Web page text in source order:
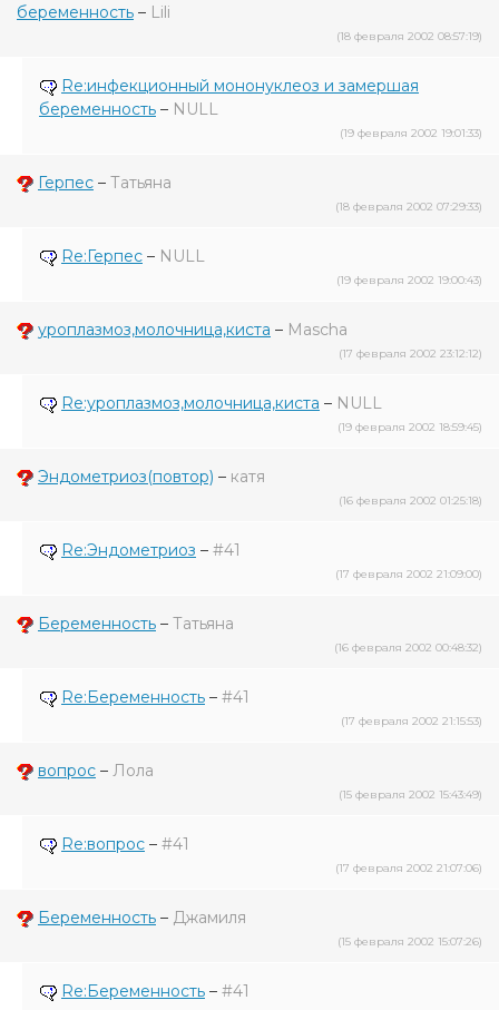
беременность – Lili
(18 февраля 2002 08:57:19)
Re:инфекционный мононуклеоз и замершая
беременность – NULL
(19 февраля 2002 19:01:33)
Герпес – Татьяна
(18 февраля 2002 07:29:33)
Re:Герпес – NULL
(19 февраля 2002 19:00:43)
уроплазмоз,молочница,киста – Mascha
(17 февраля 2002 23:12:12)
Re:уроплазмоз,молочница,киста – NULL
(19 февраля 2002 18:59:45)
Эндометриоз(повтор) – катя
(16 февраля 2002 01:25:18)
Re:Эндометриоз – #41
(17 февраля 2002 21:09:00)
Беременность – Татьяна
(16 февраля 2002 00:48:32)
Re:Беременность – #41
(17 февраля 2002 21:15:53)
вопрос – Лола
(15 февраля 2002 15:43:49)
Re:вопрос – #41
(17 февраля 2002 21:07:06)
Беременность – Джамиля
(15 февраля 2002 15:07:26)
Re:Беременность – #41